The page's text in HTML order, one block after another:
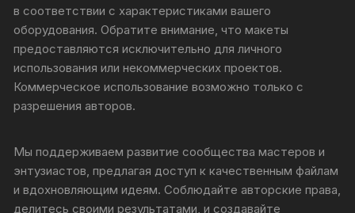
в соответствии с характеристиками вашего
оборудования. Обратите внимание, что макеты
предоставляются исключительно для личного
использования или некоммерческих проектов.
Коммерческое использование возможно только с
разрешения авторов.
Мы поддерживаем развитие сообщества мастеров и
энтузиастов, предлагая доступ к качественным файлам
и вдохновляющим идеям. Соблюдайте авторские права,
делитесь своими результатами, и создавайте